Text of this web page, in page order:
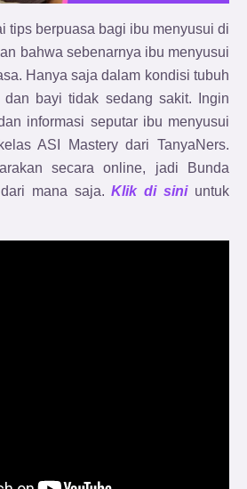
tips berpuasa bagi ibu menyusui di
bahwa sebenarnya ibu menyusui
Hanya saja dalam kondisi tubuh
dan bayi tidak sedang sakit. Ingin
informasi seputar ibu menyusui
ASI Mastery dari TanyaNers.
secara online, jadi Bunda
dari mana saja.Klik di siniuntuk